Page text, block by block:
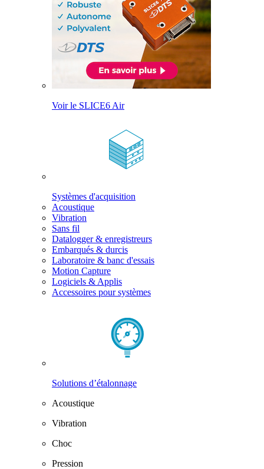
Voir le SLICE6 Air
Systèmes d'acquisition
Acoustique
Vibration
Sans fil
Datalogger & enregistreurs
Embarqués & durcis
Laboratoire & banc d'essais
Motion Capture
Logiciels & Applis
Accessoires pour systèmes
Solutions d’étalonnage
Acoustique
Vibration
Choc
Pression